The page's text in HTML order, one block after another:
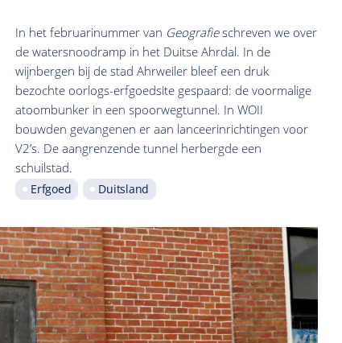
In het februarinummer van Geografieschreven we over
de watersnoodramp in het Duitse Ahrdal. In de
wijnbergen bij de stad Ahrweiler bleef een druk
bezochte oorlogs-erfgoedsite gespaard: de voormalige
atoombunker in een spoorwegtunnel. In WOII
bouwden gevangenen er aan lanceerinrichtingen voor
V2’s. De aangrenzende tunnel herbergde een
schuilstad.
Erfgoed Duitsland